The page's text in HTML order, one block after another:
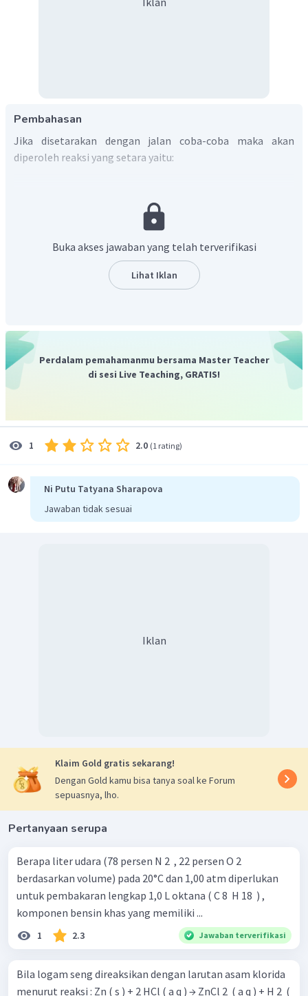
Pembahasan
Jika disetarakan dengan jalan coba-coba maka akan
diperoleh reaksi yang setara yaitu:
Buka akses jawaban yang telah terverifikasi
Lihat Iklan
Perdalam pemahamanmu bersama Master Teacher
di sesi Live Teaching, GRATIS!
1 2.0 (1 rating)
Ni Putu Tatyana Sharapova
Jawaban tidak sesuai
Iklan
Klaim Gold gratis sekarang!
Dengan Gold kamu bisa tanya soal ke Forum
sepuasnya, lho.
Pertanyaan serupa
Berapa liter udara (78 persen N 2 ​ , 22 persen O 2 ​
berdasarkan volume) pada 20°C dan 1,00 atm diperlukan
untuk pembakaran lengkap 1,0 L oktana ( C 8 ​ H 18 ​ ) ,
komponen bensin khas yang memiliki ...
1 2.3 Jawaban terverifikasi
Bila logam seng direaksikan dengan larutan asam klorida
menurut reaksi : Zn ( s ) + 2 HCl ( a q ) → ZnCl 2 ​ ( a q ) + H 2 ​ (